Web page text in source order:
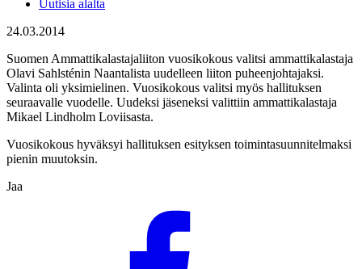
Uutisia alalta
24.03.2014
Suomen Ammattikalastajaliiton vuosikokous valitsi ammattikalastaja
Olavi Sahlsténin Naantalista uudelleen liiton puheenjohtajaksi.
Valinta oli yksimielinen. Vuosikokous valitsi myös hallituksen
seuraavalle vuodelle. Uudeksi jäseneksi valittiin ammattikalastaja
Mikael Lindholm Loviisasta.
Vuosikokous hyväksyi hallituksen esityksen toimintasuunnitelmaksi
pienin muutoksin.
Jaa